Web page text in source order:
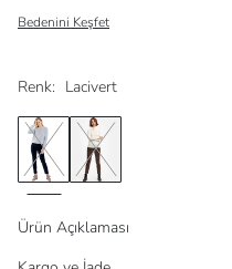
Renk: Lacivert
Bedenini Keşfet
Ürün Açıklaması